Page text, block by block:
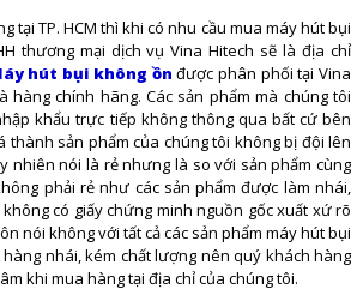
tại TP. HCM thì khi có nhu cầu mua máy hút bụi
thương mại dịch vụ Vina Hitech sẽ là địa chỉ
hút bụi không ồn được phân phối tại Vina
hàng chính hãng. Các sản phẩm mà chúng tôi
khẩu trực tiếp không thông qua bất cứ bên
thành sản phẩm của chúng tôi không bị đội lên
nhiên nói là rẻ nhưng là so với sản phẩm cùng
phải rẻ như các sản phẩm được làm nhái,
có giấy chứng minh nguồn gốc xuất xứ rõ
nói không với tất cả các sản phẩm máy hút bụi
nhái, kém chất lượng nên quý khách hàng
khi mua hàng tại địa chỉ của chúng tôi.